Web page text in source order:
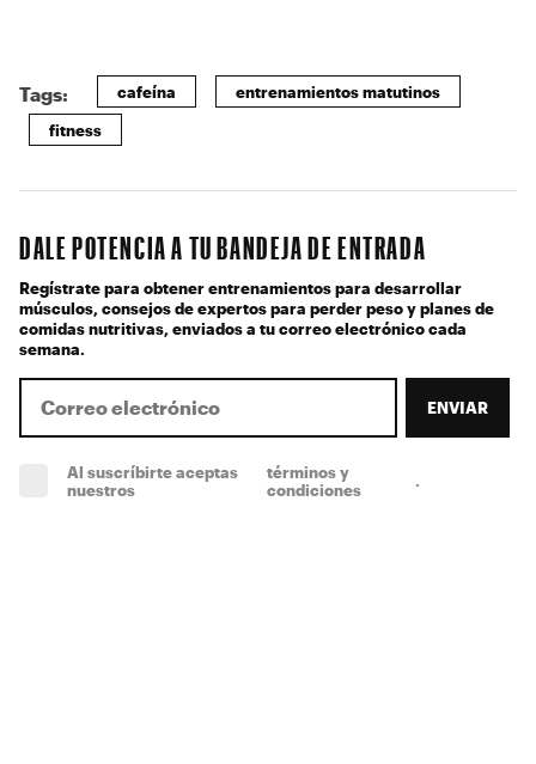
Tags: cafeína entrenamientos matutinos
fitness
DALE POTENCIA A TU BANDEJA DE ENTRADA
Regístrate para obtener entrenamientos para desarrollar
músculos, consejos de expertos para perder peso y planes de
comidas nutritivas, enviados a tu correo electrónico cada
semana.
ENVIAR
Al suscríbirte aceptas
nuestros
términos y
condiciones
.